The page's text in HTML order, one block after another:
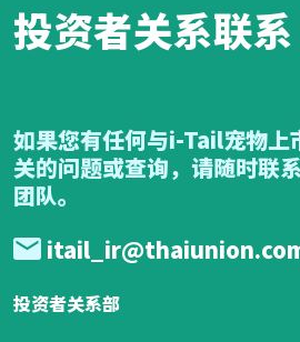
投资者关系联系
如果您有任何与i-Tail宠物上
关的问题或查询，请随时联
团队。
投资者关系部